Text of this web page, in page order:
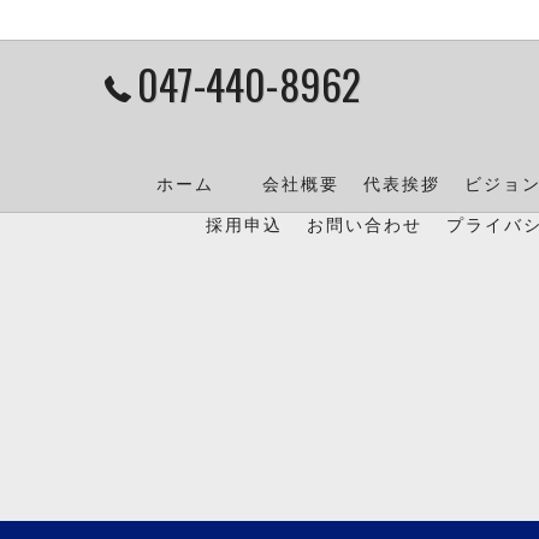
047-440-8962
ホーム 会社概要 代表挨拶 ビジョン
採用申込
お問い合わせ プライバ